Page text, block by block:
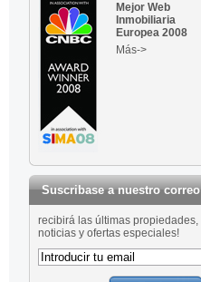
Mejor Web
Inmobiliaria
Europea 2008
Más->
Suscribase a nuestro correo
recibirá las últimas propiedades,
noticias y ofertas especiales!